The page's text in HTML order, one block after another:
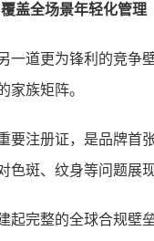
盖全场景年轻化管理
一道更为锋利的竞
家族矩阵。
要注册证，是品牌首
斑、纹身等问题展
起完整的全球合规壁